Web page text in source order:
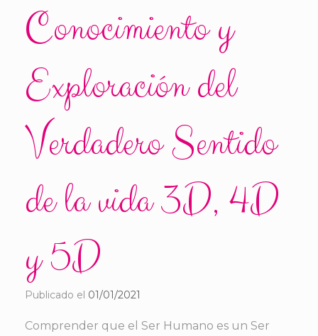
Conocimiento y
Exploración del
Verdadero Sentido
de la vida 3D, 4D
y 5D
Publicado el 01/01/2021
Comprender que el Ser Humano es un Ser